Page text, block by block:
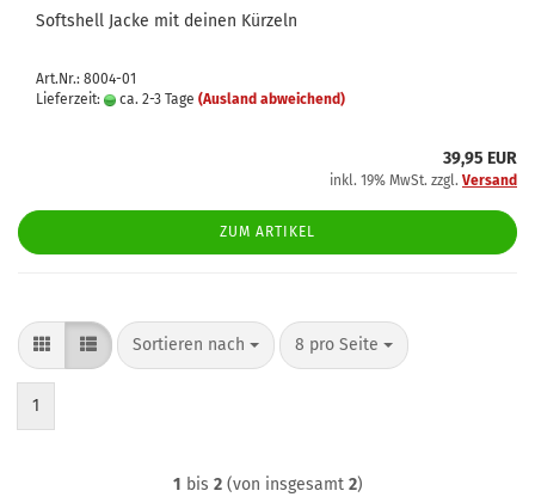
Softshell Jacke mit deinen Kürzeln
Art.Nr.: 8004-01
Lieferzeit:
ca. 2-3 Tage (Ausland abweichend)
39,95 EUR
inkl. 19% MwSt. zzgl. Versand
ZUM ARTIKEL
Sortieren nach
Sortieren nach 8 pro Seite
pro Seite
1
1 bis 2(von insgesamt 2)